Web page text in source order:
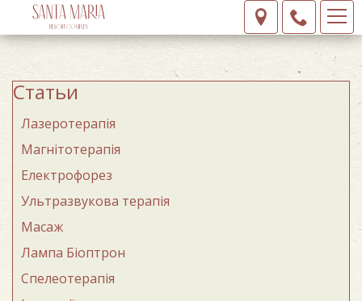
Статьи
Лазеротерапія
Магнітотерапія
Електрофорез
Ультразвукова терапія
Масаж
Лампа Бiоптрон
Спелеотерапiя